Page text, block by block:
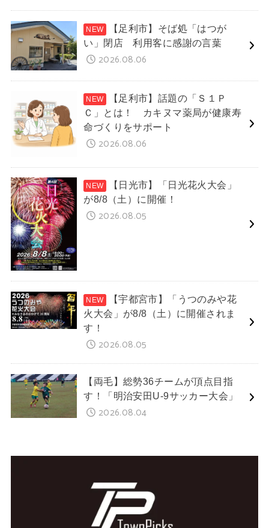
【足利市】そば処「はつが
い」閉店 利用客に感謝の言葉
2026.08.06
【足利市】話題の「Ｓ１Ｐ
Ｃ」とは！ カキヌマ薬局が健康寿
命づくりをサポート
2026.08.06
【日光市】「日光花火大会」
が8/8（土）に開催！
2026.08.05
【宇都宮市】「うつのみや花
火大会」が8/8（土）に開催されま
す！
2026.08.05
【両毛】総勢36チームが頂点目指
す！「明治安田U-9サッカー大会」
2026.08.04